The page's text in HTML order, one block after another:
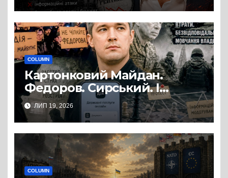
COLUMN
Картонковий Майдан.
Федоров. Сирський. І
початок нової політичної
гри?
ЛИП 19, 2026
COLUMN